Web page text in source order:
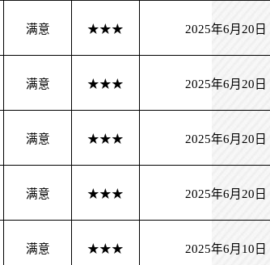
满意 ★★★ 2025年6月20日
满意 ★★★ 2025年6月20日
满意 ★★★ 2025年6月20日
满意 ★★★ 2025年6月20日
满意 ★★★ 2025年6月10日